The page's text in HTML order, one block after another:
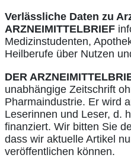
Verlässliche Daten zu
ARZNEIMITTELBRIEF
Medizinstudenten,
Heilberufe über Nutzen
DER
unabhängige Zeitschrift
Pharmaindustrie. Er wird
Leserinnen und Leser, d.
finanziert. Wir bitten Sie
dass wir aktuelle Artikel
veröffentlichen können.